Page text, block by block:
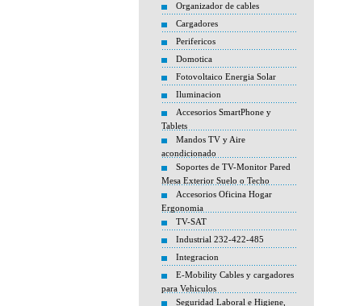
Organizador de cables
Cargadores
Perifericos
Domotica
Fotovoltaico Energia Solar
Iluminacion
Accesorios SmartPhone y
Tablets
Mandos TV y Aire
acondicionado
Soportes de TV-Monitor Pared
Mesa Exterior Suelo o Techo
Accesorios Oficina Hogar
Ergonomia
TV-SAT
Industrial 232-422-485
Integracion
E-Mobility Cables y cargadores
para Vehiculos
Seguridad Laboral e Higiene,